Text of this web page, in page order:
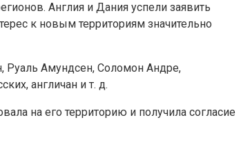
Англия и Дания успели заявить
к новым территориям значительно
Руаль Амундсен, Соломон Андре,
англичан и т. д.
на его территорию и получила согласие